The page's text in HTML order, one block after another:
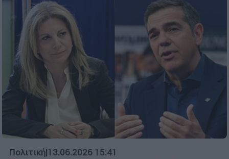
Πολιτική|13.06.2026 15:41